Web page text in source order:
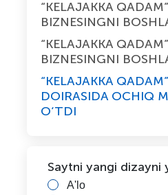
“KELAJAKKA
BIZNESINGNI
“KELAJAKKA
BIZNESINGNI
“KELAJAKKA
DOIRASIDA OCHIQ
O‘TDI
Saytni yangi dizayni
A'lo